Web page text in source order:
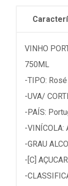
VINHO
750ML
-TIPO: Rosé
-UVA/
-PAÍS:
-VINÍCOLA:
-GRAU
-[C]
-